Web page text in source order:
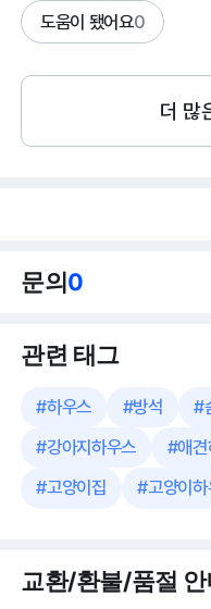
도움이 됐어요0
더 많
문의0
관련 태그
#하우스 #방석 #
#강아지하우스 #애
#고양이집 #고양이
교환/환불/품절 안